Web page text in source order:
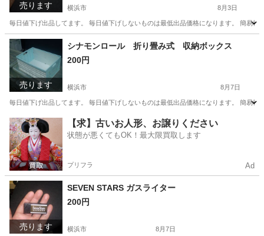
売ります 横浜市 8月3日
毎日値下げ出品してます。 毎日値下げしないものは最低出品価格になります。 簡易
神奈川 横浜市
売ります
シナモンロール 折り畳み式 収納ボックス
200円
横浜市 8月7日
毎日値下げ出品してます。 毎日値下げしないものは最低出品価格になります。 簡易
神奈川 収納家具
【求】古いお人形、お譲りください
状態が悪くてもOK！最大限買取します
プリフラ Ad
売ります
SEVEN STARS ガスライター
200円
横浜市 8月7日